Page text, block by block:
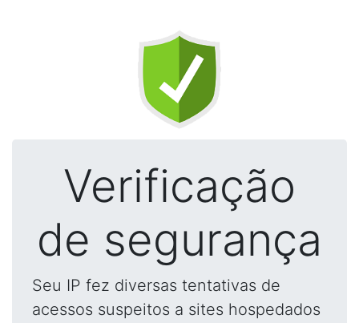
Verificação
de segurança
Seu IP fez diversas tentativas de
acessos suspeitos a sites hospedados